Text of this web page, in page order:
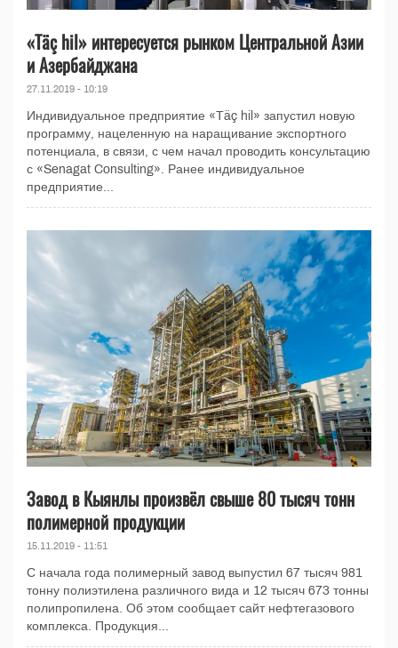
«Täç hil» интересуется рынком Центральной Азии
и Азербайджана
27.11.2019 - 10:19
Индивидуальное предприятие «Täç hil» запустил новую
программу, нацеленную на наращивание экспортного
потенциала, в связи, с чем начал проводить консультацию
с «Senagat Consulting». Ранее индивидуальное
предприятие...
Завод в Кыянлы произвёл свыше 80 тысяч тонн
полимерной продукции
15.11.2019 - 11:51
С начала года полимерный завод выпустил 67 тысяч 981
тонну полиэтилена различного вида и 12 тысяч 673 тонны
полипропилена. Об этом сообщает сайт нефтегазового
комплекса. Продукция...